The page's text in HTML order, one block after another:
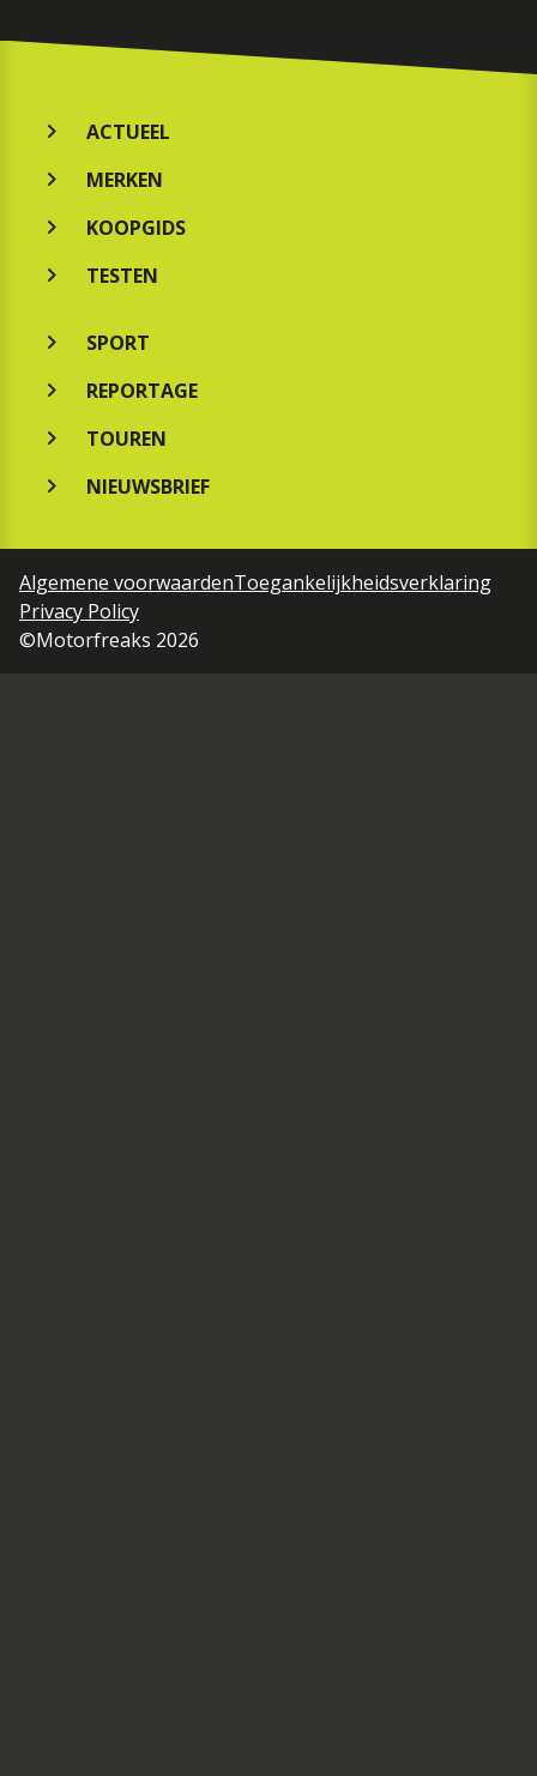
ACTUEEL
MERKEN
KOOPGIDS
TESTEN
SPORT
REPORTAGE
TOUREN
NIEUWSBRIEF
Algemene voorwaardenToegankelijkheidsverklaring
Privacy Policy
©Motorfreaks 2026